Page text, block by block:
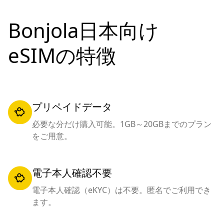
Bonjola日本向け
eSIMの特徴
プリペイドデータ
必要な分だけ購入可能。1GB～20GBまでのプラン
をご用意。
電子本人確認不要
電子本人確認（eKYC）は不要。匿名でご利用でき
ます。